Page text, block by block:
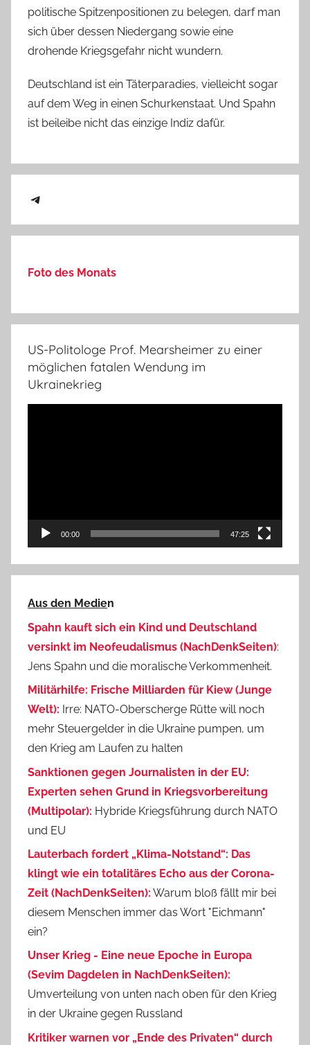
politische Spitzenpositionen zu belegen, darf man
sich über dessen Niedergang sowie eine
drohende Kriegsgefahr nicht wundern.
Deutschland ist ein Täterparadies, vielleicht sogar
auf dem Weg in einen Schurkenstaat. Und Spahn
ist beileibe nicht das einzige Indiz dafür.
Telegram
Foto des Monats
US-Politologe Prof. Mearsheimer zu einer
möglichen fatalen Wendung im
Ukrainekrieg
00:00 47:25
Aus den Medien
Spahn kauft sich ein Kind und Deutschland
versinkt im Neofeudalismus (NachDenkSeiten):
Jens Spahn und die moralische Verkommenheit.
Militärhilfe: Frische Milliarden für Kiew (Junge
Welt): Irre: NATO-Oberscherge Rütte will noch
mehr Steuergelder in die Ukraine pumpen, um
den Krieg am Laufen zu halten
Sanktionen gegen Journalisten in der EU:
Experten sehen Grund in Kriegsvorbereitung
(Multipolar): Hybride Kriegsführung durch NATO
und EU
Lauterbach fordert „Klima-Notstand“: Das
klingt wie ein totalitäres Echo aus der Corona-
Zeit (NachDenkSeiten): Warum bloß fällt mir bei
diesem Menschen immer das Wort "Eichmann"
ein?
Unser Krieg - Eine neue Epoche in Europa
(Sevim Dagdelen in NachDenkSeiten):
Umverteilung von unten nach oben für den Krieg
in der Ukraine gegen Russland
Kritiker warnen vor „Ende des Privaten“ durch